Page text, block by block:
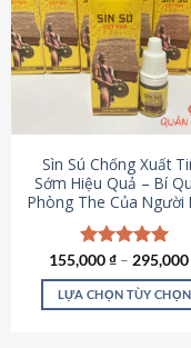
Sìn Sú Chống Xuất
Sớm Hiệu Quả – Bí
Phòng The Của Người
Được xếp
hạng4.95
5 sao
155,000₫ – 295,000
LỰA CHỌN TÙY CHỌN